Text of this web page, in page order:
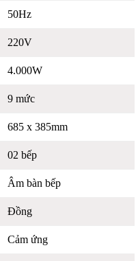
50Hz
220V
4.000W
9 mức
685 x 385mm
02 bếp
Âm bàn bếp
Đồng
Cảm ứng